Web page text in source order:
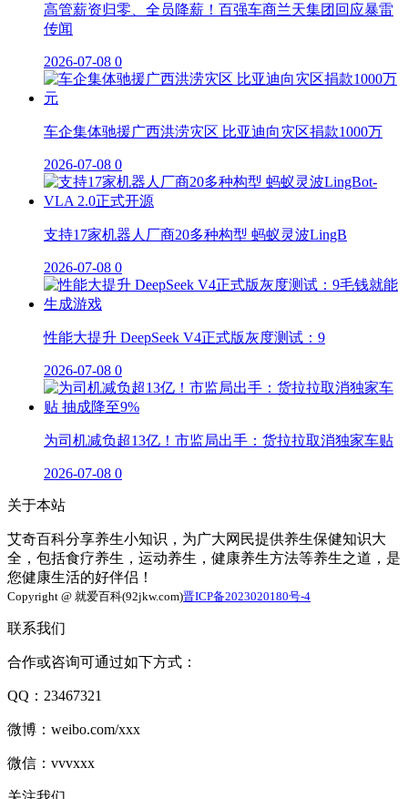
高管薪资归零、全员降薪！百强车商兰天集团回应暴雷
传闻
2026-07-08 0
车企集体驰援广西洪涝灾区 比亚迪向灾区捐款1000万
2026-07-08 0
支持17家机器人厂商20多种构型 蚂蚁灵波LingB
2026-07-08 0
性能大提升 DeepSeek V4正式版灰度测试：9
2026-07-08 0
为司机减负超13亿！市监局出手：货拉拉取消独家车贴
2026-07-08 0
关于本站
艾奇百科分享养生小知识，为广大网民提供养生保健知识大
全，包括食疗养生，运动养生，健康养生方法等养生之道，是
您健康生活的好伴侣！
Copyright @ 就爱百科(92jkw.com)晋ICP备2023020180号-4
联系我们
合作或咨询可通过如下方式：
QQ：23467321
微博：weibo.com/xxx
微信：vvvxxx